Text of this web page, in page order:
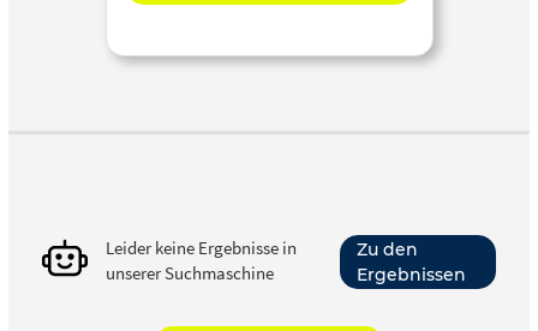
Leider keine Ergebnisse in
unserer Suchmaschine
Zu den
Ergebnissen